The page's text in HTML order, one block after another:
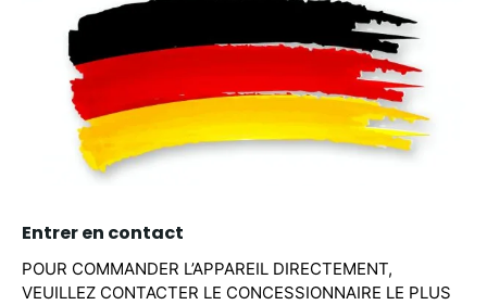
Entrer en contact
POUR COMMANDER L’APPAREIL DIRECTEMENT,
VEUILLEZ CONTACTER LE CONCESSIONNAIRE LE PLUS